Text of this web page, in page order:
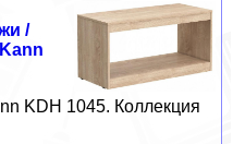
/
KDH 1045. Коллекция